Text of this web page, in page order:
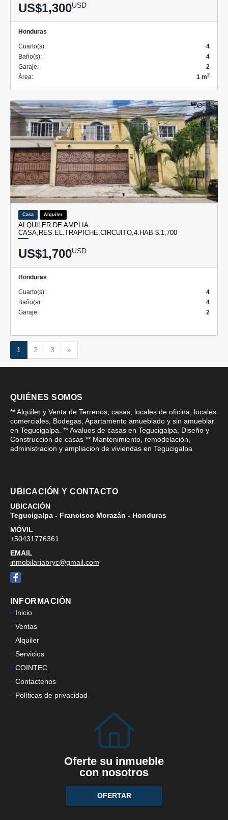
US$1,300USD
Honduras
Cuarto(s):
4
Baño(s):
4
Garaje:
2
Área:
1 m2
Casa Alquiler
ALQUILER DE AMPLIA
CASA,RES.EL.TRAPICHE,CIRCUITO,4.HAB $.1,700
US$1,700USD
Honduras
Cuarto(s):
4
Baño(s):
4
Garaje:
2
1 2 3 »
QUIÉNES SOMOS
** Alquiler y Venta de Terrenos, casas, locales de oficina, locales
comerciales, Bodegas, Apartamento amueblado y sin amueblar
en Tegucigalpa. ** Avaluos de casas en Tegucigalpa, Diseño y
Construccion de casas ** Mantenimiento, remodelación,
administracion y ampliacion de viviendas en Tegucigalpa
UBICACIÓN Y CONTACTO
UBICACIÓN
Tegucigalpa - Francisco Morazán - Honduras
MÓVIL
+50431776361
EMAIL
inmobilariabryc@gmail.com
Facebook
INFORMACIÓN
Inicio
Ventas
Alquiler
Servicios
COINTEC
Contactenos
Políticas de privacidad
Oferte su inmueble
con nosotros
OFERTAR